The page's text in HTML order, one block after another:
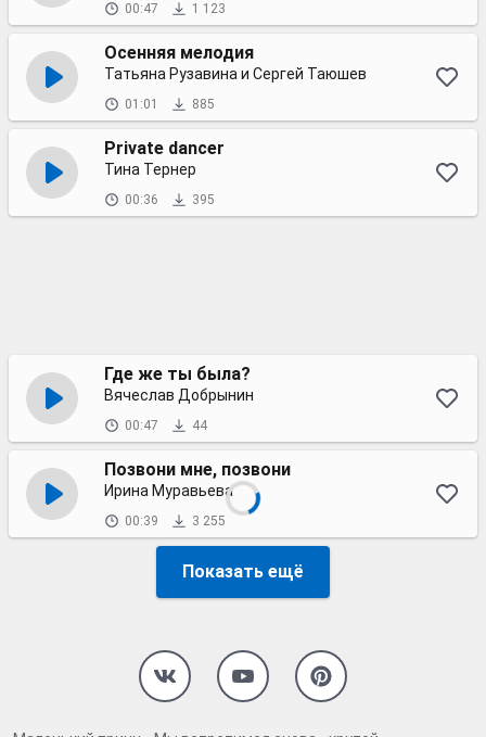
00:47 1 123
Осенняя мелодия
Татьяна Рузавина и Сергей Таюшев
01:01 885
Private dancer
Тина Тернер
00:36 395
Где же ты была?
Вячеслав Добрынин
00:47 44
Позвони мне, позвони
Ирина Муравьева
00:39 3 255
Показать ещё